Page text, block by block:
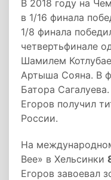
В 2018 году на
в 1/16 финала
1/8 финала
четвертьфинале
Шамилем
Артыша Сояна. В
Батора
Егоров получил
России.
На
Bee» в Хельсинки
Егоров завоевал